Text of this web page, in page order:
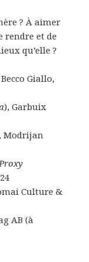
? À aimer
rendre et de
qu’elle ?
Giallo,
), Garbuix
Modrijan
Proxy
Culture &
AB (à